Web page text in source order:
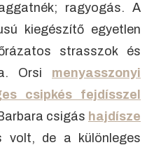
ragyogás. A
kiegészítő egyetlen
strasszok és
Orsi menyasszonyi
csipkés fejdísszel
csigás hajdísze
volt, de a különleges